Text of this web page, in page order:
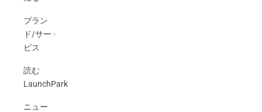
ブラン
ド/サー
ビス
読む
LaunchPark
ニュー